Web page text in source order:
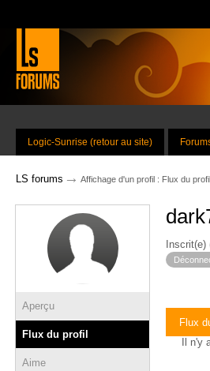
Logic-Sunrise (retour au site)
LS forums → Affichage d'un profil : Flux du
Aperçu
Flux du profil
Aime
Flux
Il n'y